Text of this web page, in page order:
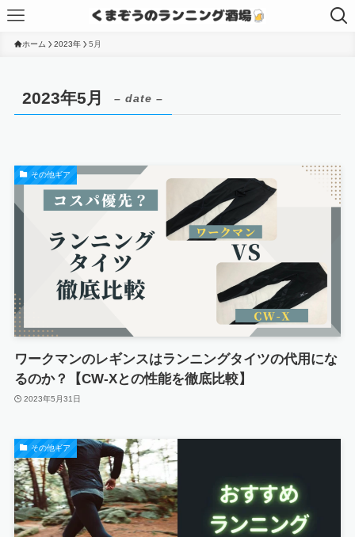
ホーム 2023年 5月
2023年5月 – date –
その他ギア
ワークマンのレギンスはランニングタイツの代用にな
るのか？【CW-Xとの性能を徹底比較】
2023年5月31日
その他ギア